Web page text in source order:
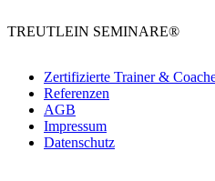
TREUTLEIN SEMINARE®
Zertifizierte Trainer &
Referenzen
AGB
Impressum
Datenschutz